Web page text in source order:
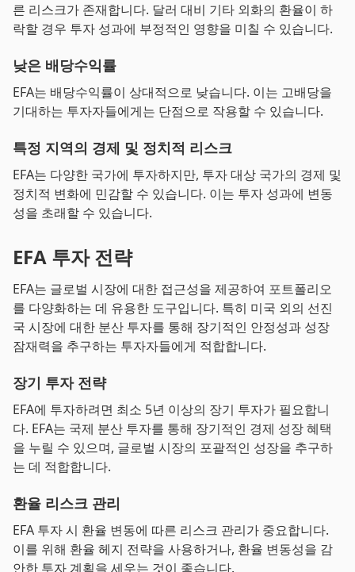
른 리스크가 존재합니다. 달러 대비 기타 외화의 환율이 하
락할 경우 투자 성과에 부정적인 영향을 미칠 수 있습니다.
낮은 배당수익률
EFA는 배당수익률이 상대적으로 낮습니다. 이는 고배당을
기대하는 투자자들에게는 단점으로 작용할 수 있습니다.
특정 지역의 경제 및 정치적 리스크
EFA는 다양한 국가에 투자하지만, 투자 대상 국가의 경제 및
정치적 변화에 민감할 수 있습니다. 이는 투자 성과에 변동
성을 초래할 수 있습니다.
EFA 투자 전략
EFA는 글로벌 시장에 대한 접근성을 제공하여 포트폴리오
를 다양화하는 데 유용한 도구입니다. 특히 미국 외의 선진
국 시장에 대한 분산 투자를 통해 장기적인 안정성과 성장
잠재력을 추구하는 투자자들에게 적합합니다.
장기 투자 전략
EFA에 투자하려면 최소 5년 이상의 장기 투자가 필요합니
다. EFA는 국제 분산 투자를 통해 장기적인 경제 성장 혜택
을 누릴 수 있으며, 글로벌 시장의 포괄적인 성장을 추구하
는 데 적합합니다.
환율 리스크 관리
EFA 투자 시 환율 변동에 따른 리스크 관리가 중요합니다.
이를 위해 환율 헤지 전략을 사용하거나, 환율 변동성을 감
안한 투자 계획을 세우는 것이 좋습니다.